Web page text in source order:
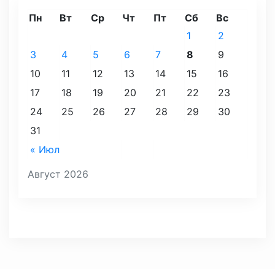
Август 2026
Пн Вт Ср Чт Пт Сб Вс
« Июл
1
2
3
4 5 6 7 8
9
10
11 12 13 14 15
16
17
18 19 20 21 22
23
24
25 26 27 28 29
30
31